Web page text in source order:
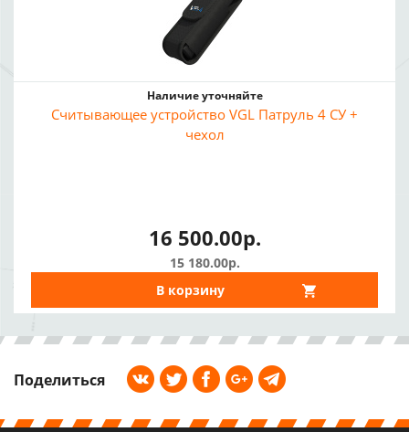
Наличие уточняйте
Считывающее устройство VGL Патруль 4 СУ +
чехол
16 500.00р.
15 180.00р.
В корзину
Поделиться